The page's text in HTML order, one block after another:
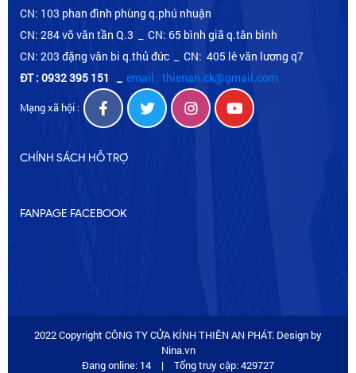
CN: 103 phan đình phùng q.phú nhuận
CN: 284 võ văn tần Q.3 _ CN: 65 bình giã q.tân bình
CN: 203 đặng văn bi q.thủ đức _ CN: 405 lê văn lương q7
ĐT : 0932 395 151 _ email : thienan.ck@gmail.com
Mạng xã hội :
CHÍNH SÁCH HỖ TRỢ
FANPAGE FACEBOOK
2022 Copyright CÔNG TY CỬA KÍNH THIÊN AN PHÁT. Design by
Nina.vn
Đang online: 14
| Tổng truy cập: 429727